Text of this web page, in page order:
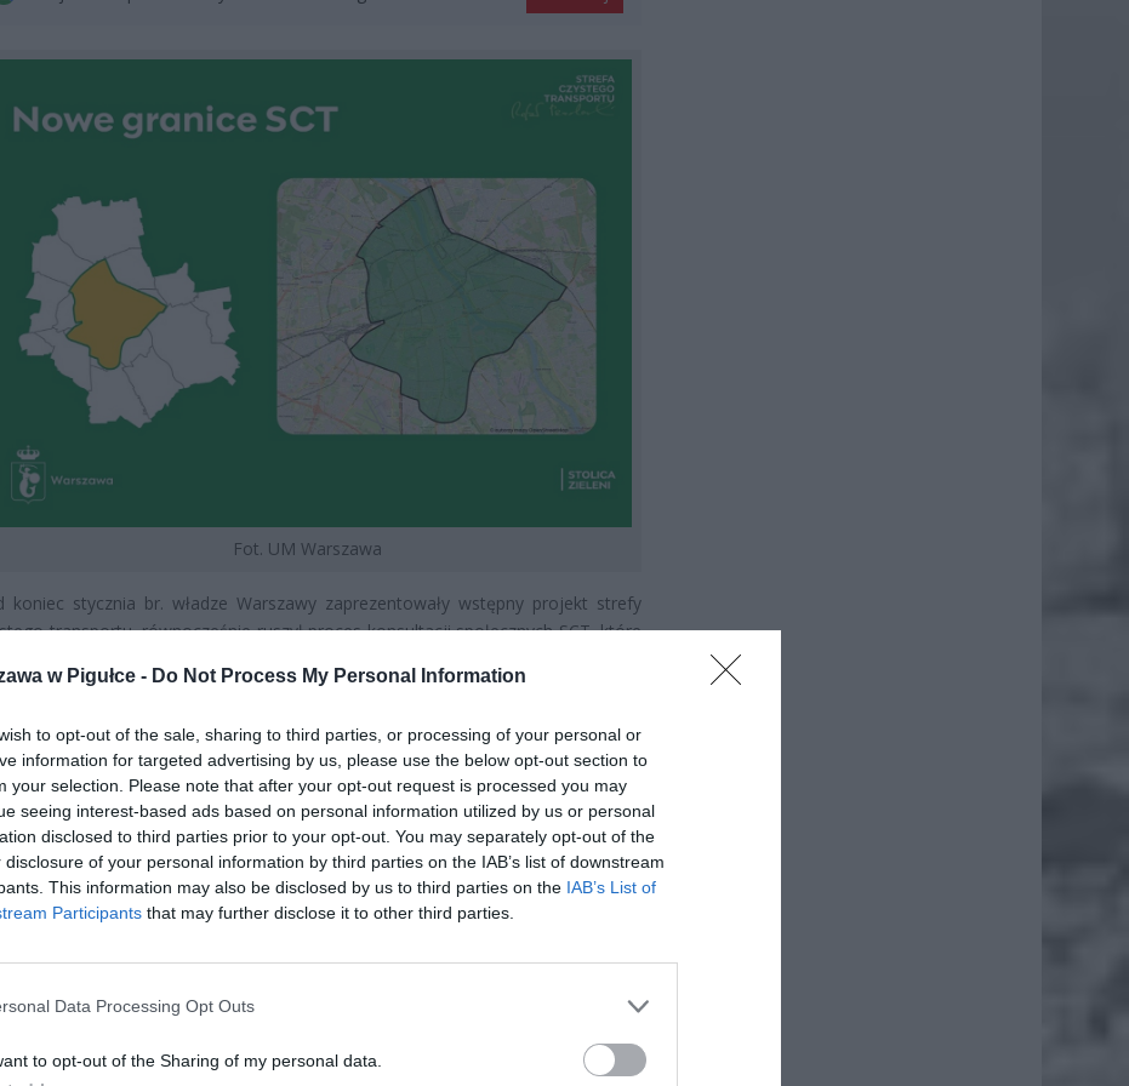
w Pigułce - Do Not Process My Personal Information
to opt-out of the sale, sharing to third parties, or processing of your personal or
information for targeted advertising by us, please use the below opt-out section to
your selection. Please note that after your opt-out request is processed you may
seeing interest-based ads based on personal information utilized by us or personal
disclosed to third parties prior to your opt-out. You may separately opt-out of the
disclosure of your personal information by third parties on the IAB’s list of downstream
This information may also be disclosed by us to third parties on the IAB’s List of
Participants that may further disclose it to other third parties.
Data Processing Opt Outs
to opt-out of the Sharing of my personal data.
Fot. UM Warszawa
koniec stycznia br. władze Warszawy zaprezentowały wstępny projekt strefy
transportu, równocześnie ruszył proces konsultacji społecznych SCT, które
na temat proponowanych rozwiązań. Przeprowadzone zostały również
ad